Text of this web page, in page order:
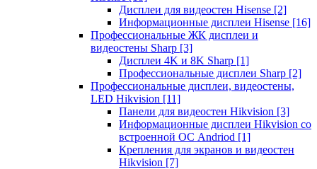
Дисплеи для видеостен Hisense [2]
Информационные дисплеи Hisense [16]
Профессиональные ЖК дисплеи и
видеостены Sharp [3]
Дисплеи 4K и 8K Sharp [1]
Профессиональные дисплеи Sharp [2]
Профессиональные дисплеи, видеостены,
LED Hikvision [11]
Панели для видеостен Hikvision [3]
Информационные дисплеи Hikvision со
встроенной ОС Andriod [1]
Крепления для экранов и видеостен
Hikvision [7]